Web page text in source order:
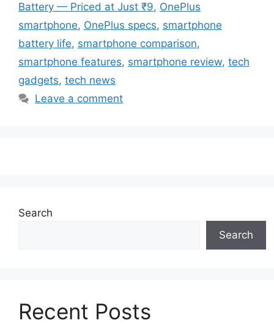
Battery — Priced at Just ₹9, OnePlus
smartphone, OnePlus specs, smartphone
battery life, smartphone comparison,
smartphone features, smartphone review, tech
gadgets, tech news
Leave a comment
Search
Search
Recent Posts